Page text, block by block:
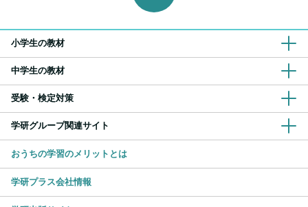
小学生の教材
中学生の教材
受験・検定対策
学研グループ関連サイト
おうちの学習のメリットとは
学研プラス会社情報